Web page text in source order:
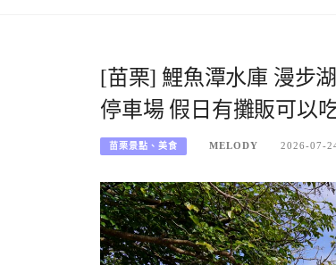
[苗栗] 鯉魚潭水庫 漫步
停車場 假日有攤販可以
苗栗景點、美食 MELODY 2026-07-